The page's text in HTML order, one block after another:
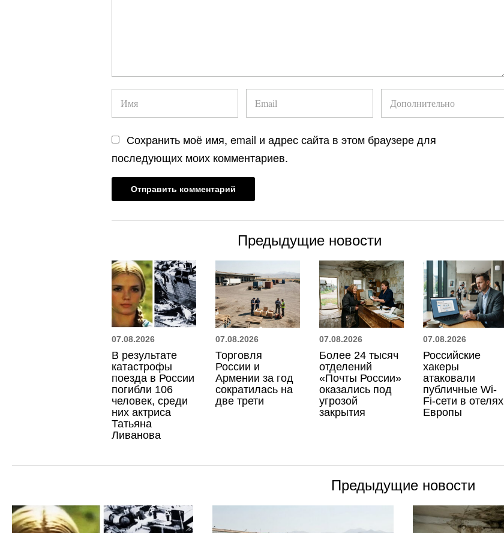
Сохранить моё имя, email и адрес сайта в этом браузере для
последующих моих комментариев.
Предыдущие новости
07.08.2026
В результате
катастрофы
поезда в России
погибли 106
человек, среди
них актриса
Татьяна
Ливанова
07.08.2026
Торговля
России и
Армении за год
сократилась на
две трети
07.08.2026
Более 24 тысяч
отделений
«Почты России»
оказались под
угрозой
закрытия
07.08.2026
Российские
хакеры
атаковали
публичные Wi-
Fi-сети в отелях
Европы
Предыдущие новости